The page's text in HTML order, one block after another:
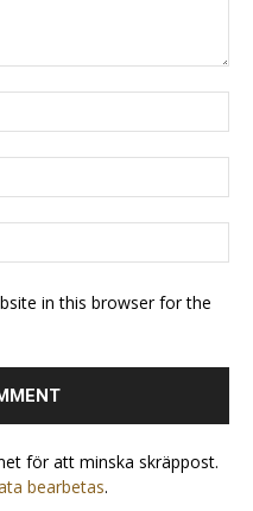
in this browser for the
för att minska skräppost.
bearbetas.